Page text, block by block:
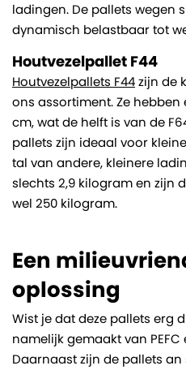
ladingen. De pallets wegen
dynamisch belastbaar tot
Houtvezelpallet F44
Houtvezelpallets F44zijn de
ons assortiment. Ze
cm, wat de helft is van de
pallets zijn ideaal voor
tal van andere, kleinere
slechts 2,9 kilogram en zijn
wel 250 kilogram.
Een
oplossing
Wist je dat deze pallets erg
namelijk gemaakt van
Daarnaast zijn de pallets an